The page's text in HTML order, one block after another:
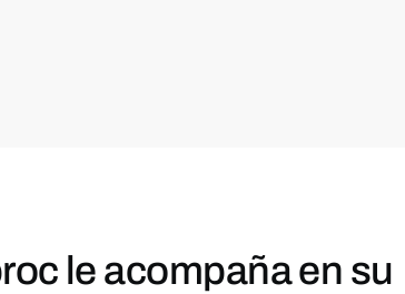
le acompaña en su